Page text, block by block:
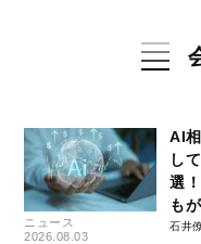
ニュース
2026.08.03
AI
し
選
も
石井